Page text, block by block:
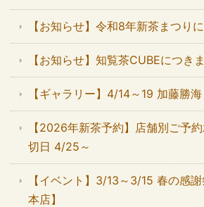
【お知らせ】令和8年新茶まつり
【お知らせ】知覧茶CUBEにつき
【ギャラリー】4/14～19 加藤勝
【2026年新茶予約】店舗別ご予
切日 4/25～
【イベント】3/13～3/15 春の感
本店】